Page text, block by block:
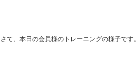
さて、本日の会員様のトレーニングの様子です。